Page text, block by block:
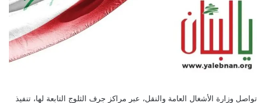
تواصل وزارة الأشغال العامة والنقل، عبر مراكز جرف الثلوج التابعة لها، تنفيذ